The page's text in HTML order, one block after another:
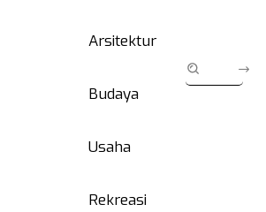
Arsitektur
Budaya
Usaha
Rekreasi